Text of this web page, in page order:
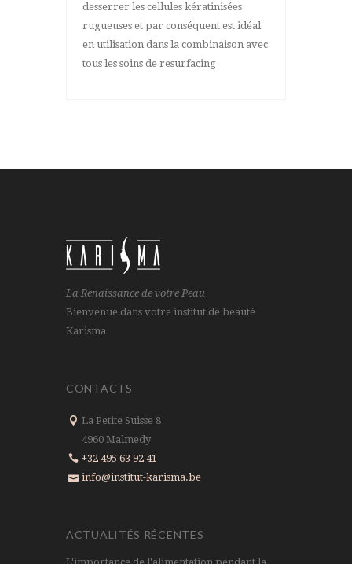
desserrer les cellules kératinisées
rugueuses et par conséquent est idéal
en utilisation dans la combinaison avec
tous les soins de resurfacing
La Renaissance de votre Peau
Bienvenue dans votre institut de beauté
Karisma
CONTACTS
La Petite Suisse 8
4960 Malmedy
+32 495 63 92 41
info@institut-karisma.be
ACTUALITÉS RÉCENTES